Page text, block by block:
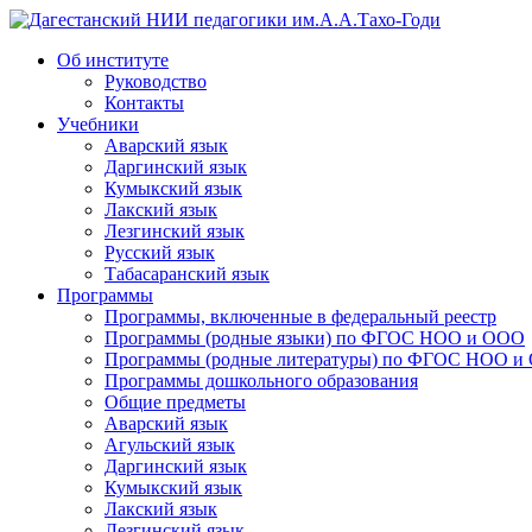
Дагестанский НИИ педагогики им.А.А.Тахо-Годи
Об институте
Руководство
Контакты
Учебники
Аварский язык
Даргинский язык
Кумыкский язык
Лакский язык
Лезгинский язык
Русский язык
Табасаранский язык
Программы
Программы, включенные в федеральный реестр
Программы (родные языки) по ФГОС НОО и ООО
Программы (родные литературы) по ФГОС НОО
Программы дошкольного образования
Общие предметы
Аварский язык
Агульский язык
Даргинский язык
Кумыкский язык
Лакский язык